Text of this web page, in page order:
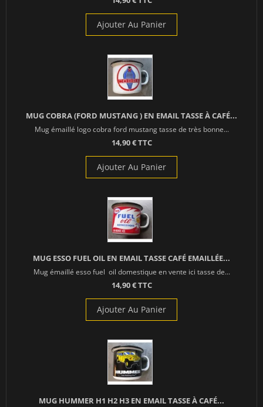
Ajouter Au Panier
MUG COBRA (FORD MUSTANG ) EN EMAIL TASSE À CAFÉ...
Mug émaillé logo cobra ford mustang tasse de très bonne...
14,90 € TTC
Ajouter Au Panier
MUG ESSO FUEL OIL EN EMAIL TASSE CAFÉ EMAILLÉE...
Mug émaillé esso fuel oil domestique en vente ici tasse de...
14,90 € TTC
Ajouter Au Panier
MUG HUMMER H1 H2 H3 EN EMAIL TASSE À CAFÉ...